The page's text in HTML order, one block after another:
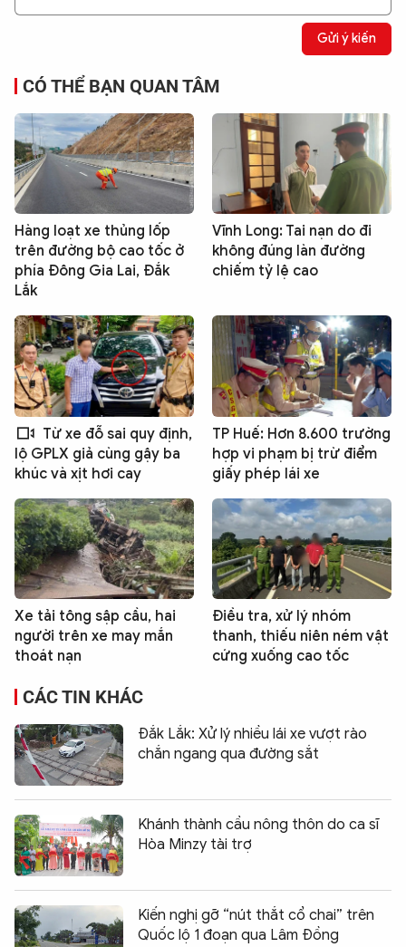
Gửi ý kiến
CÓ THỂ BẠN QUAN TÂM
Hàng loạt xe thủng lốp
trên đường bộ cao tốc ở
phía Đông Gia Lai, Đắk
Lắk
Vĩnh Long: Tai nạn do đi
không đúng làn đường
chiếm tỷ lệ cao
Từ xe đỗ sai quy định,
lộ GPLX giả cùng gậy ba
khúc và xịt hơi cay
TP Huế: Hơn 8.600 trường
hợp vi phạm bị trừ điểm
giấy phép lái xe
Xe tải tông sập cầu, hai
người trên xe may mắn
thoát nạn
Điều tra, xử lý nhóm
thanh, thiếu niên ném vật
cứng xuống cao tốc
CÁC TIN KHÁC
Đắk Lắk: Xử lý nhiều lái xe vượt rào
chắn ngang qua đường sắt
Khánh thành cầu nông thôn do ca sĩ
Hòa Minzy tài trợ
Kiến nghị gỡ “nút thắt cổ chai” trên
Quốc lộ 1 đoạn qua Lâm Đồng